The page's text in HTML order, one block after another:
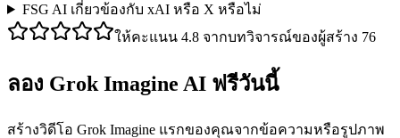
FSG AI เกี่ยวข้องกับ xAI หรือ X หรือไม่
ให้คะแนน 4.8 จากบทวิจารณ์ของผู้สร้าง 76
ลอง Grok Imagine AI ฟรีวันนี้
สร้างวิดีโอ Grok Imagine แรกของคุณจากข้อความหรือรูปภาพ